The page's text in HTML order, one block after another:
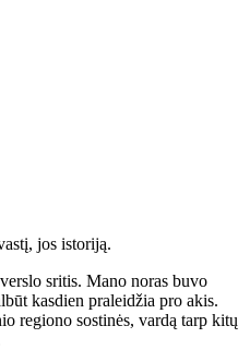
jos istoriją.
sritis. Mano noras buvo
kasdien praleidžia pro akis.
regiono sostinės, vardą tarp kitų